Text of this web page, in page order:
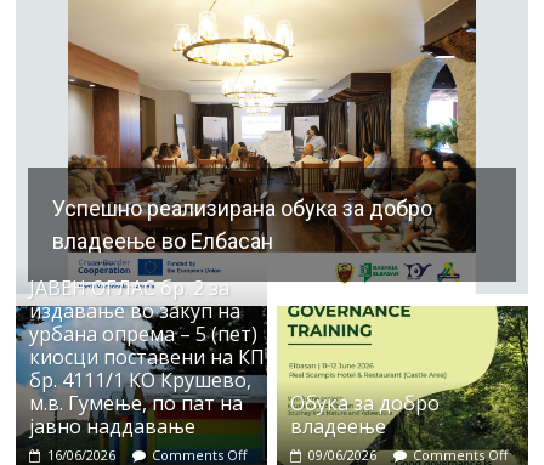
Успешно реализирана обука за добро
владеење во Елбасан
ЈАВЕН ОГЛАС бр. 2 за
издавање во закуп на
урбана опрема – 5 (пет)
киосци поставени на КП
бр. 4111/1 КО Крушево,
м.в. Гумење, по пат на
јавно наддавање
16/06/2026 Comments Off
Обука за добро
владеење
09/06/2026 Comments Off